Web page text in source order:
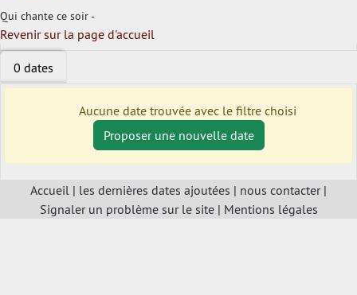
Qui chante ce soir -
Revenir sur la page d'accueil
0 dates
Aucune date trouvée avec le filtre choisi
Proposer une nouvelle date
Accueil | les dernières dates ajoutées | nous contacter|
Signaler un problème sur le site| Mentions légales